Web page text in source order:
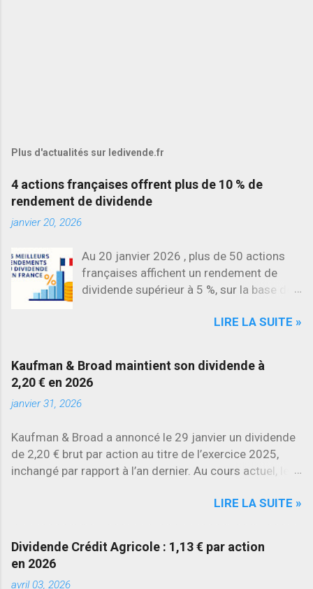
Plus d'actualités sur ledivende.fr
4 actions françaises offrent plus de 10 % de
rendement de dividende
janvier 20, 2026
Au 20 janvier 2026 , plus de 50 actions
françaises affichent un rendement de
dividende supérieur à 5 %, sur la base des
évolutions les plus marquantes concerne
Stellantis et Renault reculent déjà à deux
chiffres.
LIRE LA SUITE »
Kaufman & Broad maintient son dividende à
2,20 € en 2026
janvier 31, 2026
Kaufman & Broad a annoncé le 29 janvier un dividende
de 2,20 € brut par action au titre de l’exercice 2025,
inchangé par rapport à l’an dernier. Au cours actuel, le
LIRE LA SUITE »
Dividende Crédit Agricole : 1,13 € par action
en 2026
avril 03, 2026